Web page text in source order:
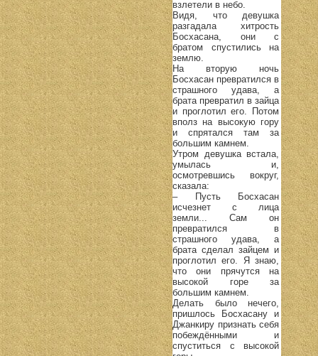
взлетели в небо.
Видя, что девушка
разгадала хитрость
Босхасана, они с
братом спустились на
землю.
На вторую ночь
Босхасан превратился в
страшного удава, а
брата превратил в зайца
и проглотил его. Потом
вполз на высокую гору
и спрятался там за
большим камнем.
Утром девушка встала,
умылась и,
осмотревшись вокруг,
сказала:
– Пусть Босхасан
исчезнет с лица
земли... Сам он
превратился в
страшного удава, а
брата сделал зайцем и
проглотил его. Я знаю,
что они прячутся на
высокой горе за
большим камнем.
Делать было нечего,
пришлось Босхасану и
Джанкиру признать себя
побеждёнными и
спуститься с высокой